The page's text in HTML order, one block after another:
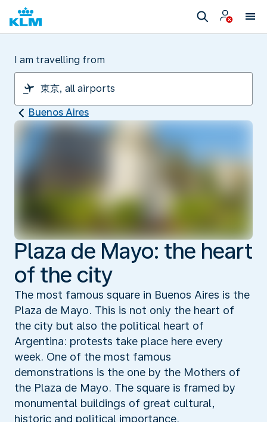
I am travelling from
Buenos Aires
Plaza de Mayo: the heart
of the city
The most famous square in Buenos Aires is the
Plaza de Mayo. This is not only the heart of
the city but also the political heart of
Argentina: protests take place here every
week. One of the most famous
demonstrations is the one by the Mothers of
the Plaza de Mayo. The square is framed by
monumental buildings of great cultural,
historic and political importance.